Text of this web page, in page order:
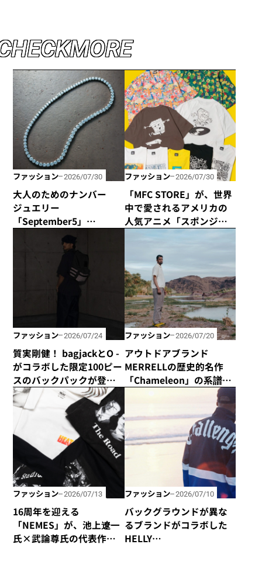
HECKMORE
ファッション 2026/07/30
大人のためのナンバー
ジュエリー
「September5」
の“September5 Number
Series”に新アイテムが登
場！ エシカルな輝きで
日常に寄り添う「ラボグ
ロウンダイヤモンド」の
ファッション 2026/07/30
「MFC STORE」が、世界
中で愛されるアメリカの
人気アニメ「スポンジ・
ボブ」とコラボアイテム
ファッション 2026/07/24
質実剛健！ bagjackとO -
がコラボした限定100ピー
スのバックパックが登
場！
ファッション 2026/07/20
アウトドアブランド
MERRELLの歴史的名作
「Chameleon」の系譜を
受け継いだハイキング
シューズ「Cham Storm
Redux JP Gore-Tex®」が
新登場！
ファッション 2026/07/13
16周年を迎える
「NEMES」が、池上遼一
氏×武論尊氏の代表作
ファッション 2026/07/10
バックグラウンドが異な
るブランドがコラボした
HELLY